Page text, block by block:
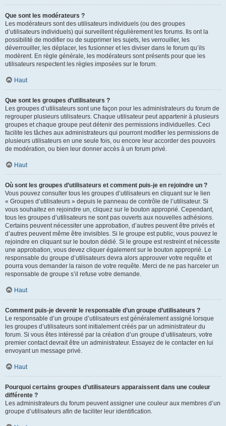
Que sont les modérateurs ?
Les modérateurs sont des utilisateurs individuels (ou des groupes
d’utilisateurs individuels) qui surveillent régulièrement les forums. Ils ont la
possibilité de modifier ou de supprimer les sujets, les verrouiller, les
déverrouiller, les déplacer, les fusionner et les diviser dans le forum qu’ils
modèrent. En règle générale, les modérateurs sont présents pour que les
utilisateurs respectent les règles imposées sur le forum.
Haut
Que sont les groupes d’utilisateurs ?
Les groupes d’utilisateurs sont une façon pour les administrateurs du forum de
regrouper plusieurs utilisateurs. Chaque utilisateur peut appartenir à plusieurs
groupes et chaque groupe peut détenir des permissions individuelles. Ceci
facilite les tâches aux administrateurs qui pourront modifier les permissions de
plusieurs utilisateurs en une seule fois, ou encore leur accorder des pouvoirs
de modération, ou bien leur donner accès à un forum privé.
Haut
Où sont les groupes d’utilisateurs et comment puis-je en rejoindre un ?
Vous pouvez consulter tous les groupes d’utilisateurs en cliquant sur le lien
« Groupes d’utilisateurs » depuis le panneau de contrôle de l’utilisateur. Si
vous souhaitez en rejoindre un, cliquez sur le bouton approprié. Cependant,
tous les groupes d’utilisateurs ne sont pas ouverts aux nouvelles adhésions.
Certains peuvent nécessiter une approbation, d’autres peuvent être privés et
d’autres peuvent même être invisibles. Si le groupe est public, vous pouvez le
rejoindre en cliquant sur le bouton dédié. Si le groupe est restreint et nécessite
une approbation, vous devez cliquer également sur le bouton approprié. Le
responsable du groupe d’utilisateurs devra alors approuver votre requête et
pourra vous demander la raison de votre requête. Merci de ne pas harceler un
responsable de groupe s’il refuse votre demande.
Haut
Comment puis-je devenir le responsable d’un groupe d’utilisateurs ?
Le responsable d’un groupe d’utilisateurs est généralement assigné lorsque
les groupes d’utilisateurs sont initialement créés par un administrateur du
forum. Si vous êtes intéressé par la création d’un groupe d’utilisateurs, votre
premier contact devrait être un administrateur. Essayez de le contacter en lui
envoyant un message privé.
Haut
Pourquoi certains groupes d’utilisateurs apparaissent dans une couleur
différente ?
Les administrateurs du forum peuvent assigner une couleur aux membres d’un
groupe d’utilisateurs afin de faciliter leur identification.